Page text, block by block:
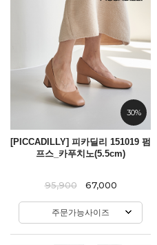
30%
[PICCADILLY] 피카딜리 151019 펌
프스_카푸치노(5.5cm)
95,900 67,000
주문가능사이즈